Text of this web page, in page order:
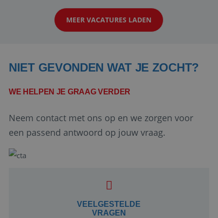
klanten te overtuigen om die droomreis te
boeken! ...
MEER VACATURES LADEN
NIET GEVONDEN WAT JE ZOCHT?
WE HELPEN JE GRAAG VERDER
Neem contact met ons op en we zorgen voor
een passend antwoord op jouw vraag.
VEELGESTELDE
VRAGEN
Google Privacy Policy